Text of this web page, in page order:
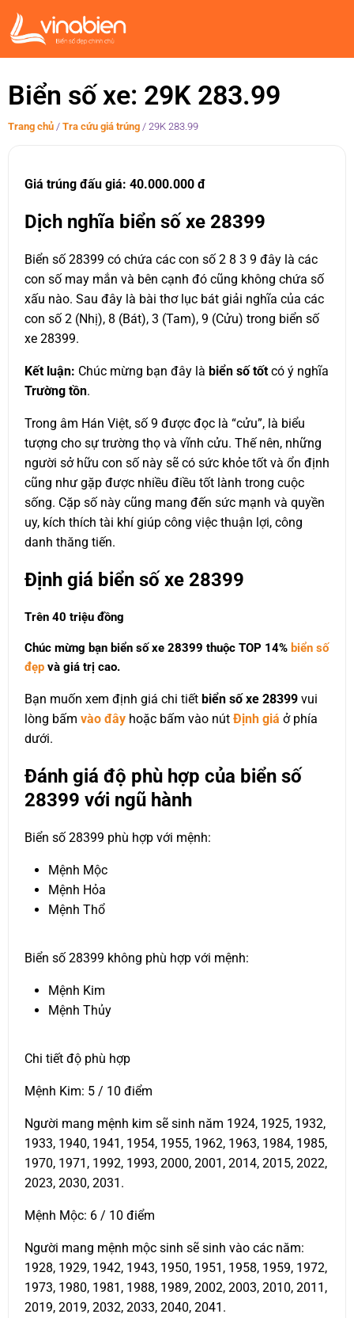
Biển số xe: 29K 283.99
Trang chủ / Tra cứu giá trúng / 29K 283.99
Giá trúng đấu giá: 40.000.000 đ
Dịch nghĩa biển số xe 28399
Biển số 28399 có chứa các con số 2 8 3 9 đây là các
con số may mắn và bên cạnh đó cũng không chứa số
xấu nào. Sau đây là bài thơ lục bát giải nghĩa của các
con số 2 (Nhị), 8 (Bát), 3 (Tam), 9 (Cửu) trong biển số
xe 28399.
Kết luận: Chúc mừng bạn đây là biển số tốt có ý nghĩa
Trường tồn.
Trong âm Hán Việt, số 9 được đọc là “cửu”, là biểu
tượng cho sự trường thọ và vĩnh cửu. Thế nên, những
người sở hữu con số này sẽ có sức khỏe tốt và ổn định
cũng như gặp được nhiều điều tốt lành trong cuộc
sống. Cặp số này cũng mang đến sức mạnh và quyền
uy, kích thích tài khí giúp công việc thuận lợi, công
danh thăng tiến.
Định giá biển số xe 28399
Trên 40 triệu đồng
Chúc mừng bạn biển số xe 28399 thuộc TOP 14% biển số
đẹp và giá trị cao.
Bạn muốn xem định giá chi tiết biển số xe 28399 vui
lòng bấm vào đây hoặc bấm vào nút Định giá ở phía
dưới.
Đánh giá độ phù hợp của biển số
28399 với ngũ hành
Biển số 28399 phù hợp với mệnh:
Mệnh Mộc
Mệnh Hỏa
Mệnh Thổ
Biển số 28399 không phù hợp với mệnh:
Mệnh Kim
Mệnh Thủy
Chi tiết độ phù hợp
Mệnh Kim: 5 / 10 điểm
Người mang mệnh kim sẽ sinh năm 1924, 1925, 1932,
1933, 1940, 1941, 1954, 1955, 1962, 1963, 1984, 1985,
1970, 1971, 1992, 1993, 2000, 2001, 2014, 2015, 2022,
2023, 2030, 2031.
Mệnh Mộc: 6 / 10 điểm
Người mang mệnh mộc sinh sẽ sinh vào các năm:
1928, 1929, 1942, 1943, 1950, 1951, 1958, 1959, 1972,
1973, 1980, 1981, 1988, 1989, 2002, 2003, 2010, 2011,
2019, 2019, 2032, 2033, 2040, 2041.